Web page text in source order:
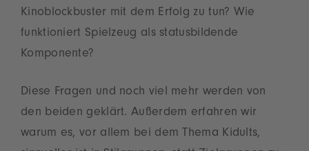
Kinoblockbuster mit dem Erfolg zu tun? Wie
funktioniert Spielzeug als statusbildende
Komponente?
Diese Fragen und noch viel mehr werden von
den beiden geklärt. Außerdem erfahren wir
warum es, vor allem bei dem Thema Kidults,